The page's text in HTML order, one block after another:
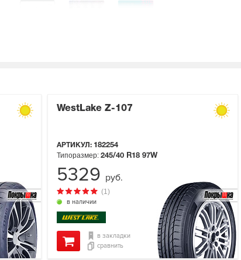
WestLake Z-107
АРТИКУЛ: 182254
в наличии
(1)
Типоразмер: 245/40 R18 97W
в закладки
сравнить
5329 руб.